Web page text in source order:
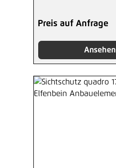
Preis auf Anfrage
Ansehen